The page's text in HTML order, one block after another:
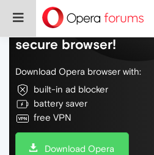
Do more on the web,
secure browser!
Download Opera browser with:
built-in ad blocker
battery saver
free VPN
Download Opera